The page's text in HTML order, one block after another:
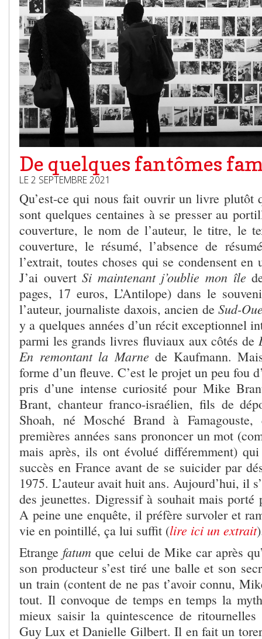
De quelques fantômes
LE 2 SEPTEMBRE 2021
Qu’est-ce qui nous fait ouvrir un livre plutôt
sont quelques centaines à se presser au
couverture, le nom de l’auteur, le titre, le
couverture, le résumé, l’absence de
l’extrait, toutes choses qui se condensent
J’ai ouvertSi maintenant j’oublie mon île
pages, 17 euros, L’Antilope) dans le
l’auteur, journaliste daxois, ancien deSud-
y a quelques années d’un récit exceptionnel
parmi les grands livres fluviaux aux côtés de
En remontant la Marne de Kaufmann.
forme d’un fleuve. C’est le projet un peu fou
pris d’une intense curiosité pour Mike
Brant, chanteur franco-israélien, fils de
Shoah, né Mosché Brand à
premières années sans prononcer un mot
mais après, ils ont évolué différemment)
succès en France avant de se suicider par
1975. L’auteur avait huit ans. Aujourd’hui, il
des jeunettes. Digressif à souhait mais porté
A peine une enquête, il préfère survoler et
vie en pointillé, ça lui suffit (lire ici un extrait
Etrange fatumque celui de Mike car après
son producteur s’est tiré une balle et son
un train (content de ne pas t’avoir connu,
tout. Il convoque de temps en temps la
mieux saisir la quintescence de
Guy Lux et Danielle Gilbert. Il en fait un